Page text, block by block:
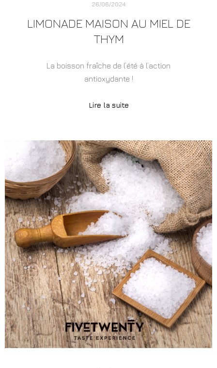
26/06/2024
LIMONADE MAISON AU MIEL DE
THYM
La boisson fraîche de l’été à l’action
antioxydante !
Lire la suite